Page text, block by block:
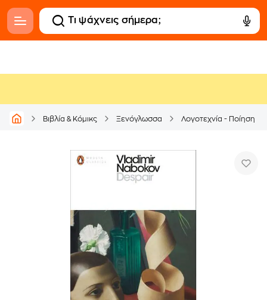
Βιβλία & Κόμικς Ξενόγλωσσα Λογοτεχνία - Ποίηση